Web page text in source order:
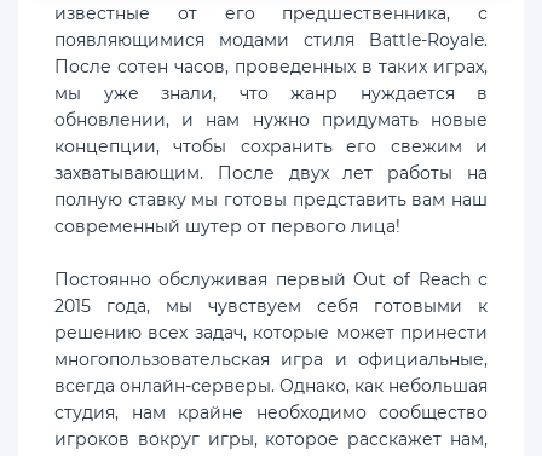
известные от его предшественника, с
появляющимися модами стиля Battle-Royale.
После сотен часов, проведенных в таких играх,
мы уже знали, что жанр нуждается в
обновлении, и нам нужно придумать новые
концепции, чтобы сохранить его свежим и
захватывающим. После двух лет работы на
полную ставку мы готовы представить вам наш
современный шутер от первого лица!
Постоянно обслуживая первый Out of Reach с
2015 года, мы чувствуем себя готовыми к
решению всех задач, которые может принести
многопользовательская игра и официальные,
всегда онлайн-серверы. Однако, как небольшая
студия, нам крайне необходимо сообщество
игроков вокруг игры, которое расскажет нам,